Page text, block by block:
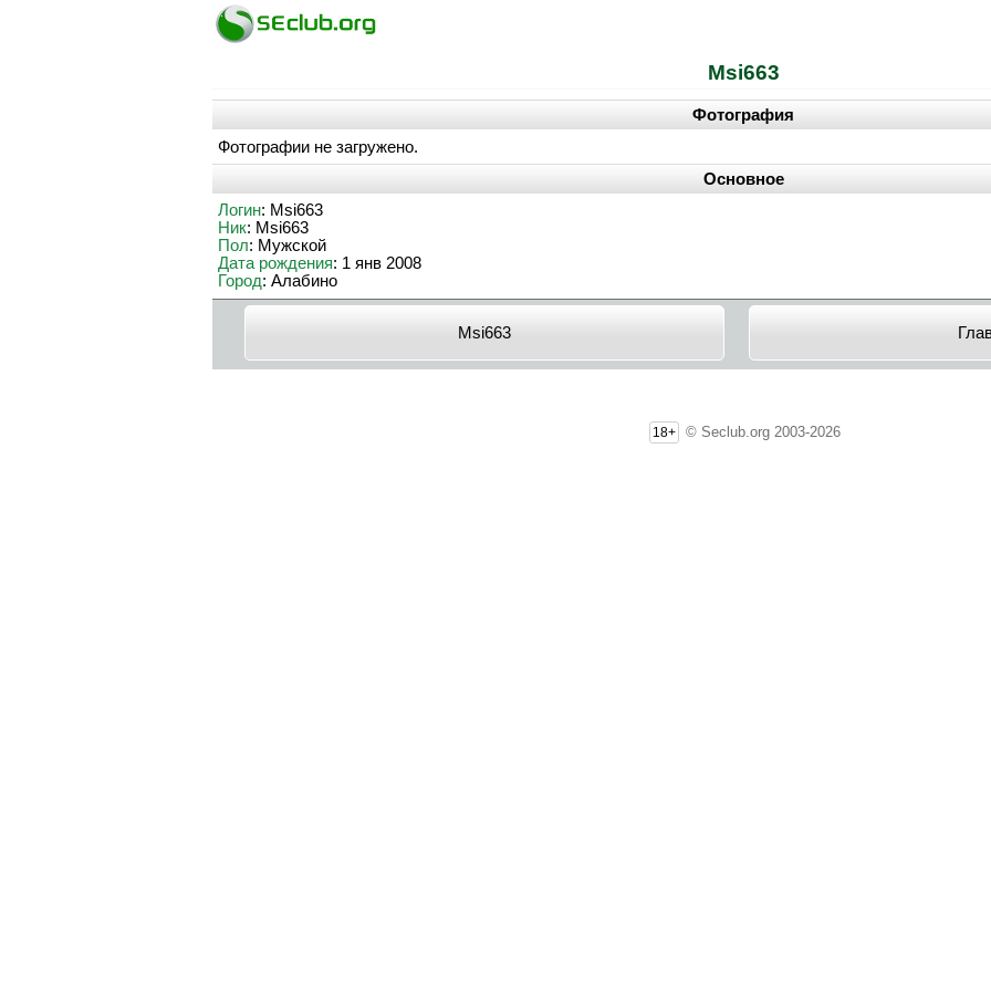
Msi663
Фотография
Фотографии не загружено.
Основное
Логин: Msi663
Ник: Msi663
Пол: Мужской
Дата рождения: 1 янв 2008
Город: Алабино
Msi663
18+ © Seclub.org 2003-2026